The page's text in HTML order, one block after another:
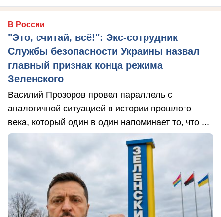
В России
"Это, считай, всё!": Экс-сотрудник
Службы безопасности Украины назвал
главный признак конца режима
Зеленского
Василий Прозоров провел параллель с
аналогичной ситуацией в истории прошлого
века, который один в один напоминает то, что ...